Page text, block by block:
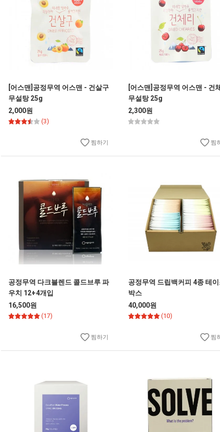
[어스맨]공정무역 어스맨 - 건살구
무설탕 25g
2,000원
(3)
찜하기
[어스맨]공정무역 어스맨 - 건
무설탕 25g
2,300원
찜
공정무역 다크블렌드 콜드브루 파
우치 12+4개입
16,500원
(17)
찜하기
공정무역 드립백커피 4종 테
박스
40,000원
(10)
찜